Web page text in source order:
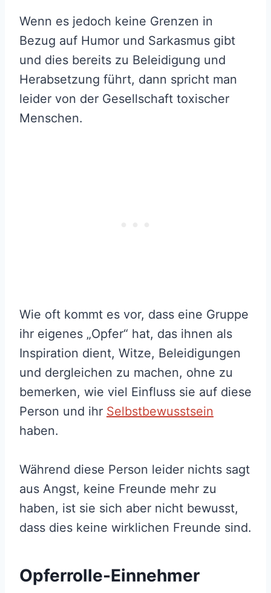
Wenn es jedoch keine Grenzen in
Bezug auf Humor und Sarkasmus gibt
und dies bereits zu Beleidigung und
Herabsetzung führt, dann spricht man
leider von der Gesellschaft toxischer
Menschen.
Wie oft kommt es vor, dass eine Gruppe
ihr eigenes „Opfer“ hat, das ihnen als
Inspiration dient, Witze, Beleidigungen
und dergleichen zu machen, ohne zu
bemerken, wie viel Einfluss sie auf diese
Person und ihr Selbstbewusstsein
haben.
Während diese Person leider nichts sagt
aus Angst, keine Freunde mehr zu
haben, ist sie sich aber nicht bewusst,
dass dies keine wirklichen Freunde sind.
Opferrolle-Einnehmer